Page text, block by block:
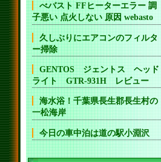
べバスト FFヒーターエラー 調
子悪い 点火しない 原因 webasto
久しぶりにエアコンのフィルタ
ー掃除
GENTOS ジェントス ヘッド
ライト GTR-931H レビュー
海水浴！千葉県長生郡長生村の
一松海岸
今日の車中泊は道の駅小淵沢